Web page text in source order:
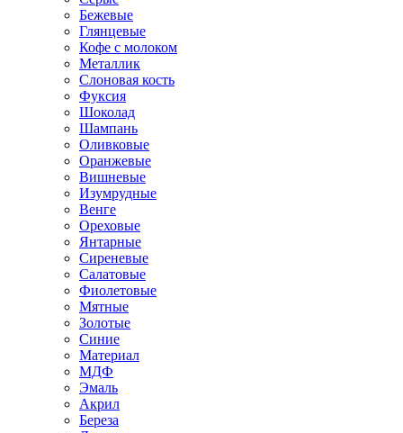
Бежевые
Глянцевые
Кофе с молоком
Металлик
Слоновая кость
Фуксия
Шоколад
Шампань
Оливковые
Оранжевые
Вишневые
Изумрудные
Венге
Ореховые
Янтарные
Сиреневые
Салатовые
Фиолетовые
Мятные
Золотые
Синие
Материал
МДФ
Эмаль
Акрил
Береза